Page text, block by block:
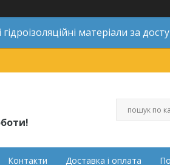
матеріали за
Контакти Доставка і оплата